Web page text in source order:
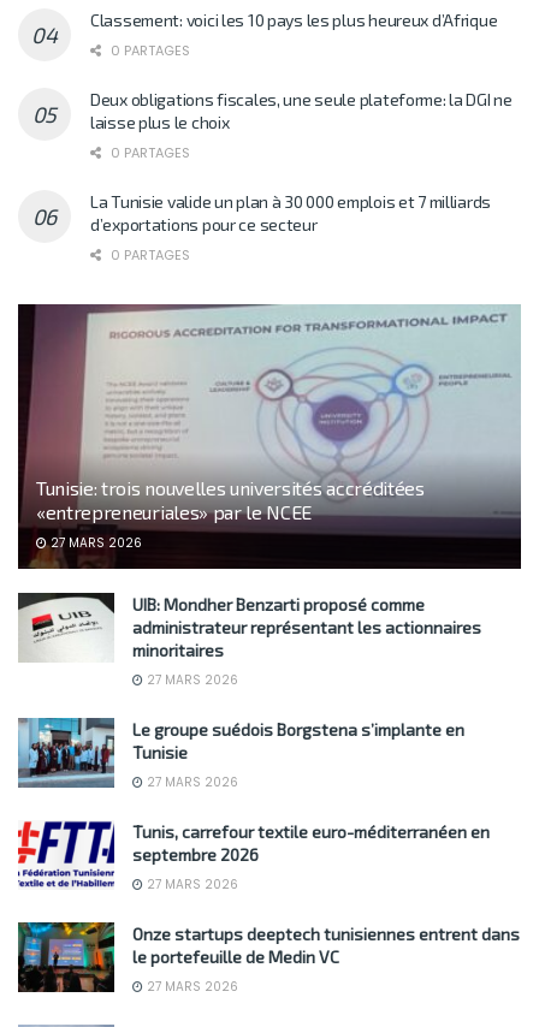
Classement: voici les 10 pays les plus heureux d’Afrique
0 PARTAGES
Deux obligations fiscales, une seule plateforme: la DGI ne
laisse plus le choix
0 PARTAGES
La Tunisie valide un plan à 30 000 emplois et 7 milliards
d’exportations pour ce secteur
0 PARTAGES
Tunisie: trois nouvelles universités accréditées
«entrepreneuriales» par le NCEE
27 MARS 2026
UIB: Mondher Benzarti proposé comme
administrateur représentant les actionnaires
minoritaires
27 MARS 2026
Le groupe suédois Borgstena s’implante en
Tunisie
27 MARS 2026
Tunis, carrefour textile euro-méditerranéen en
septembre 2026
27 MARS 2026
Onze startups deeptech tunisiennes entrent dans
le portefeuille de Medin VC
27 MARS 2026